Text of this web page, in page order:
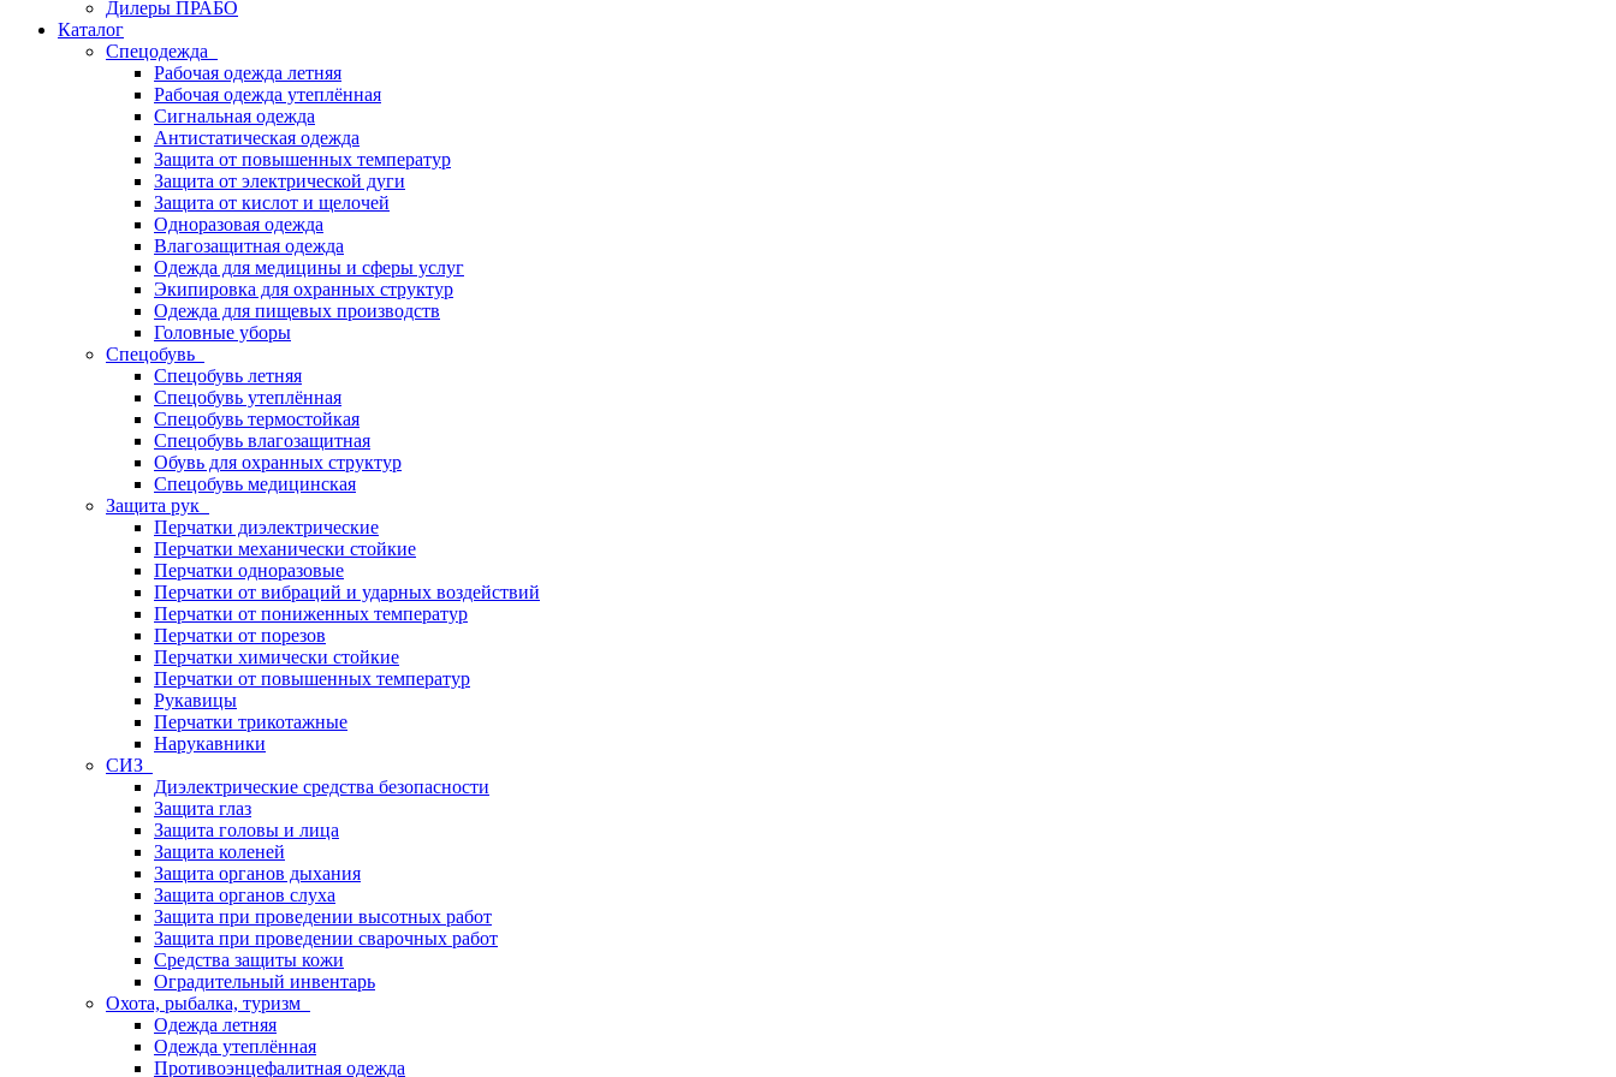
Дилеры ПРАБО
Каталог
Спецодежда
Рабочая одежда летняя
Рабочая одежда утеплённая
Сигнальная одежда
Антистатическая одежда
Защита от повышенных температур
Защита от электрической дуги
Защита от кислот и щелочей
Одноразовая одежда
Влагозащитная одежда
Одежда для медицины и сферы услуг
Экипировка для охранных структур
Одежда для пищевых производств
Головные уборы
Спецобувь
Спецобувь летняя
Спецобувь утеплённая
Спецобувь термостойкая
Спецобувь влагозащитная
Обувь для охранных структур
Спецобувь медицинская
Защита рук
Перчатки диэлектрические
Перчатки механически стойкие
Перчатки одноразовые
Перчатки от вибраций и ударных воздействий
Перчатки от пониженных температур
Перчатки от порезов
Перчатки химически стойкие
Перчатки от повышенных температур
Рукавицы
Перчатки трикотажные
Нарукавники
СИЗ
Диэлектрические средства безопасности
Защита глаз
Защита головы и лица
Защита коленей
Защита органов дыхания
Защита органов слуха
Защита при проведении высотных работ
Защита при проведении сварочных работ
Средства защиты кожи
Оградительный инвентарь
Охота, рыбалка, туризм
Одежда летняя
Одежда утеплённая
Противоэнцефалитная одежда